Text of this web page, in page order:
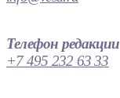
Телефон редакции
+7 495 232 63 33